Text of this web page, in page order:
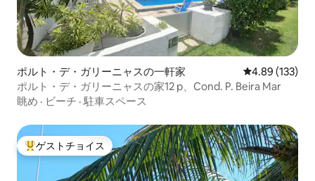
ポルト・デ・ガリーニャスの一軒家 レビュー133
4.89 (133)
ポルト・デ・ガリーニャスの家12 p、Cond. P. Beira Mar
眺め · ビーチ ·駐車スペース
大好評のゲストチョイスです。
ゲストチョイス